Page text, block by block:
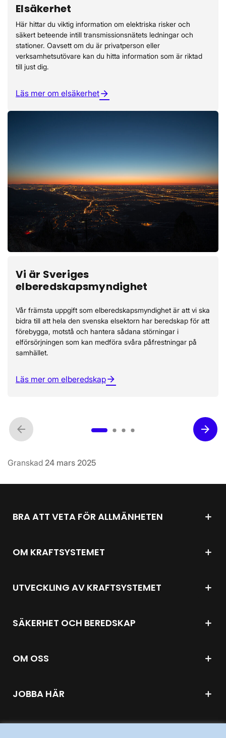
Elsäkerhet
Här hittar du viktig information om elektriska risker och
säkert beteende intill transmissionsnätets ledningar och
stationer. Oavsett om du är privatperson eller
verksamhetsutövare kan du hitta information som är riktad
till just dig.
Läs mer om elsäkerhetarrow_forward
Vi är Sveriges
elberedskapsmyndighet
Vår främsta uppgift som elberedskapsmyndighet är att vi ska
bidra till att hela den svenska elsektorn har beredskap för att
förebygga, motstå och hantera sådana störningar i
elförsörjningen som kan medföra svåra påfrestningar på
samhället.
Läs mer om elberedskaparrow_forward
arrow_back arrow_forward
Granskad 24 mars 2025
BRA ATT VETA FÖR ALLMÄNHETEN
OM KRAFTSYSTEMET
UTVECKLING AV KRAFTSYSTEMET
SÄKERHET OCH BEREDSKAP
OM OSS
JOBBA HÄR